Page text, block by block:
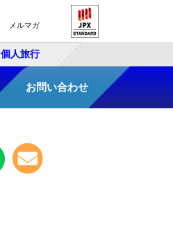
メルマガ
個人旅行
お問い合わせ